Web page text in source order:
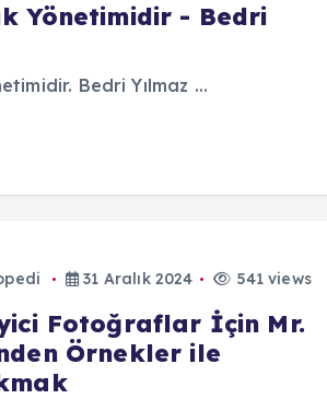
Yönetimidir - Bedri
Bedri Yılmaz ...
31 Aralık 2024 541 views
Fotoğraflar İçin Mr.
Örnekler ile